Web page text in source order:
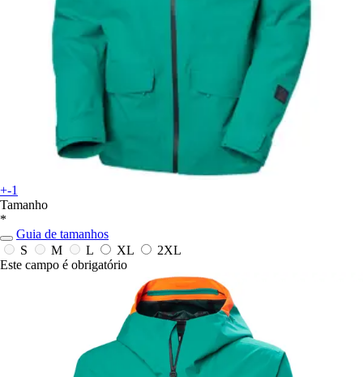
+-1
Tamanho
*
Guia de tamanhos
S
M L XL
2XL
Este campo é obrigatório